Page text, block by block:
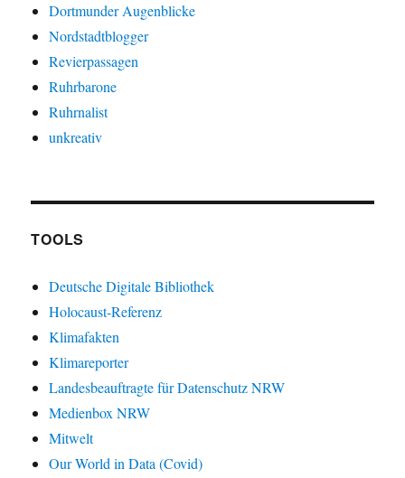
Dortmunder Augenblicke
Nordstadtblogger
Revierpassagen
Ruhrbarone
Ruhrnalist
unkreativ
TOOLS
Deutsche Digitale Bibliothek
Holocaust-Referenz
Klimafakten
Klimareporter
Landesbeauftragte für Datenschutz NRW
Medienbox NRW
Mitwelt
Our World in Data (Covid)